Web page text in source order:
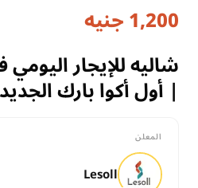
للايجار
سكني
شالية
العين السخنة
شاليه للإيجار اليومي في بورتو
شاليه للإيجار
السويس, العين السخنة
1,200 جنيه
شاليه للإيجار
| أول أكوا بارك
المعلن
Lesoll